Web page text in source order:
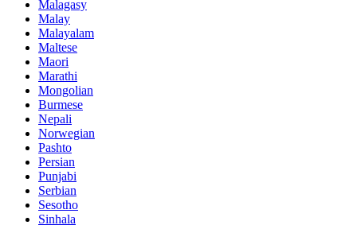
Malagasy
Malay
Malayalam
Maltese
Maori
Marathi
Mongolian
Burmese
Nepali
Norwegian
Pashto
Persian
Punjabi
Serbian
Sesotho
Sinhala